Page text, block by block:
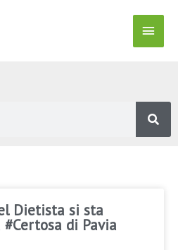
Menu
Dietista si sta
di Pavia